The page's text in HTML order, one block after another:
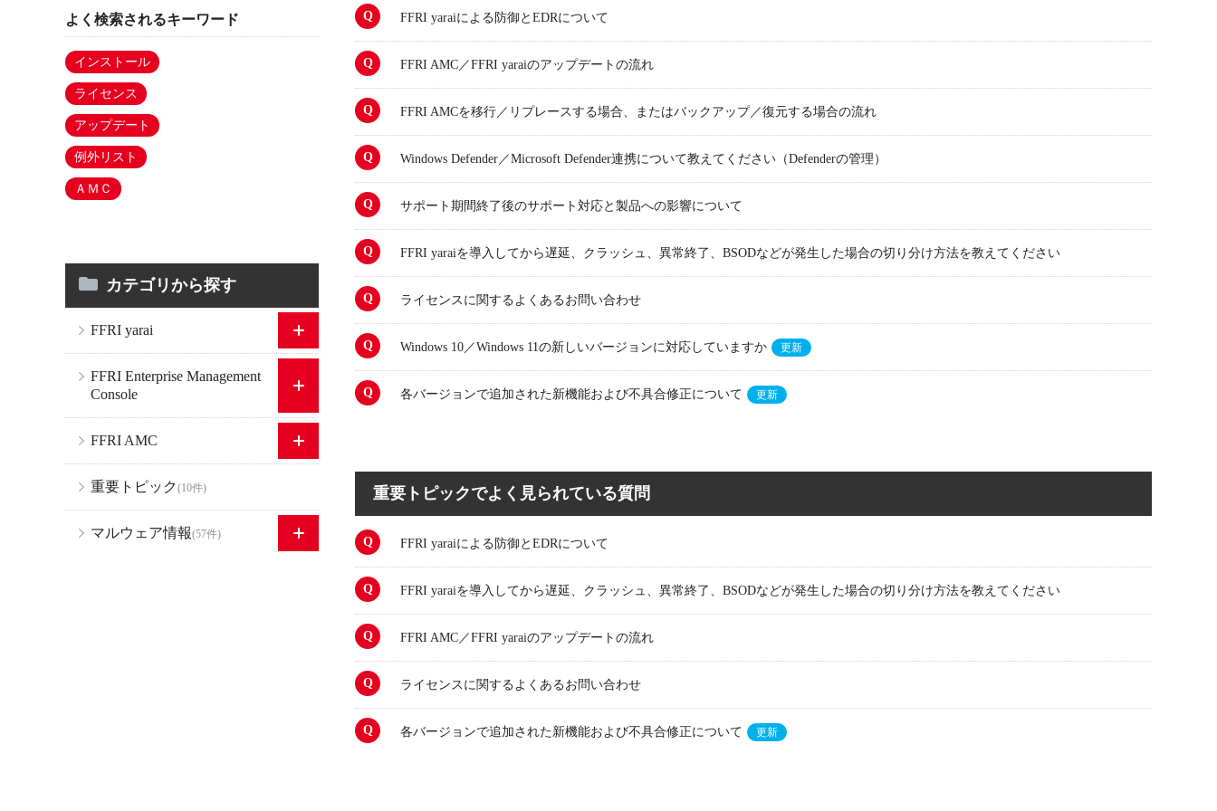
よく検索されるキーワード
インストール
ライセンス
アップデート
例外リスト
ＡＭＣ
カテゴリから探す
FFRI yarai
FFRI Enterprise Management
Console
FFRI AMC
重要トピック (10件)
マルウェア情報(57件)
FFRI yaraiによる防御とEDRについて
FFRI AMC／FFRI yaraiのアップデートの流れ
FFRI AMCを移行／リプレースする場合、またはバックアップ／復元する場合の流れ
Windows Defender／Microsoft Defender連携について教えてください（Defenderの管理）
サポート期間終了後のサポート対応と製品への影響について
FFRI yaraiを導入してから遅延、クラッシュ、異常終了、BSODなどが発生した場合の切り分け方法を教えてください
ライセンスに関するよくあるお問い合わせ
Windows 10／Windows 11の新しいバージョンに対応していますか 更新
各バージョンで追加された新機能および不具合修正について 更新
重要トピックでよく見られている質問
FFRI yaraiによる防御とEDRについて
FFRI yaraiを導入してから遅延、クラッシュ、異常終了、BSODなどが発生した場合の切り分け方法を教えてください
FFRI AMC／FFRI yaraiのアップデートの流れ
ライセンスに関するよくあるお問い合わせ
各バージョンで追加された新機能および不具合修正について 更新